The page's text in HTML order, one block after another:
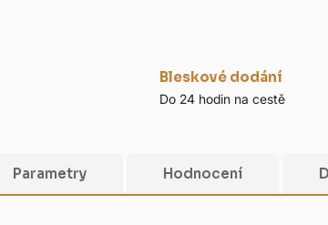
Bleskové dodání
Do 24 hodin na cestě
Parametry Hodnocení